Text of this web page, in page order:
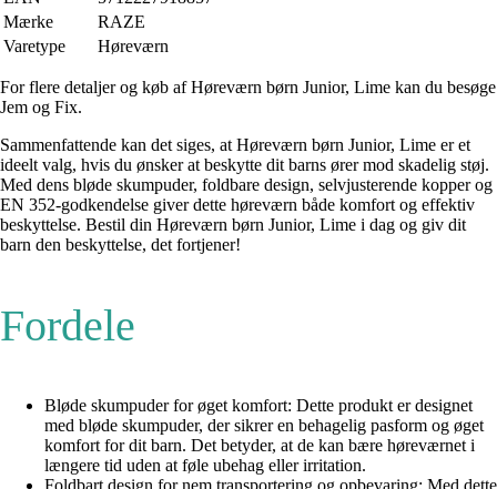
Mærke
RAZE
Varetype
Høreværn
For flere detaljer og køb af Høreværn børn Junior, Lime kan du besøge
Jem og Fix.
Sammenfattende kan det siges, at Høreværn børn Junior, Lime er et
ideelt valg, hvis du ønsker at beskytte dit barns ører mod skadelig støj.
Med dens bløde skumpuder, foldbare design, selvjusterende kopper og
EN 352-godkendelse giver dette høreværn både komfort og effektiv
beskyttelse. Bestil din Høreværn børn Junior, Lime i dag og giv dit
barn den beskyttelse, det fortjener!
Fordele
Bløde skumpuder for øget komfort: Dette produkt er designet
med bløde skumpuder, der sikrer en behagelig pasform og øget
komfort for dit barn. Det betyder, at de kan bære høreværnet i
længere tid uden at føle ubehag eller irritation.